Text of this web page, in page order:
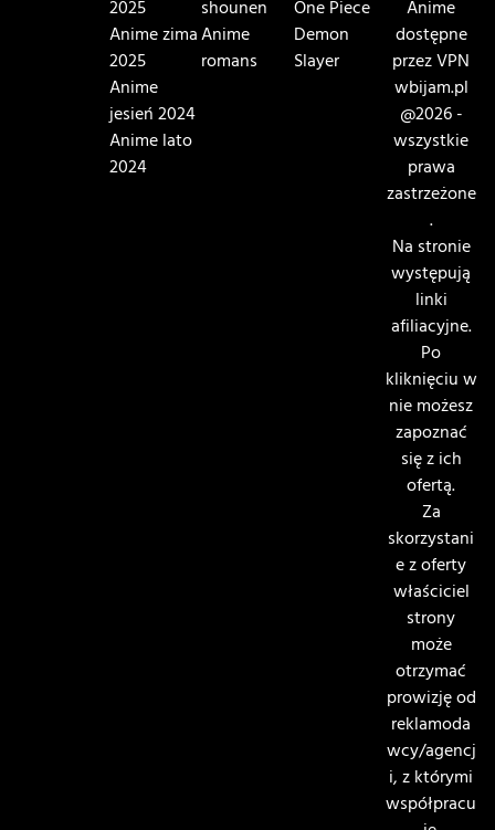
2025
Anime zima
2025
Anime
jesień 2024
Anime lato
2024
shounen
Anime
romans
One Piece
Demon
Slayer
Anime
dostępne
przez VPN
wbijam.pl
@2026 -
wszystkie
prawa
zastrzeżone
.
Na stronie
występują
linki
afiliacyjne.
Po
kliknięciu w
nie możesz
zapoznać
się z ich
ofertą.
Za
skorzystani
e z oferty
właściciel
strony
może
otrzymać
prowizję od
reklamoda
wcy/agencj
i, z którymi
współpracu